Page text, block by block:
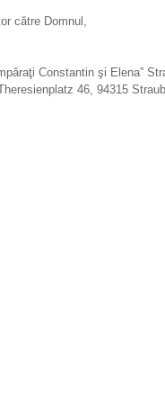
către Domnul,
Constantin şi Elena”
46, 94315